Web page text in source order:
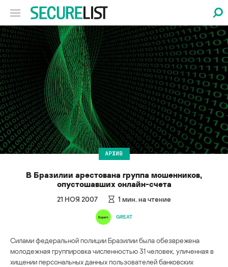
АРХИВ
В Бразилии арестована группа мошенников,
опустошавших онлайн-счета
21 НОЯ 2007 1 мин. на чтение
GREAT
Силами федеральной полиции Бразилии была обезврежена
молодежная группировка численностью 31 человек, уличенная в
хищении персональных данных пользователей банковских